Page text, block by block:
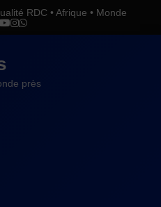
RDC • Afrique • Monde
près